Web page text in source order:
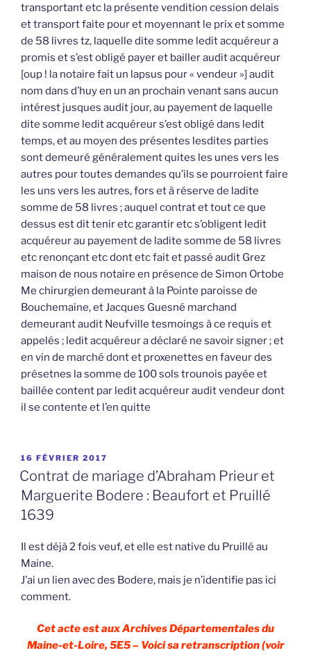
transportant etc la présente vendition cession delais
et transport faite pour et moyennant le prix et somme
de 58 livres tz, laquelle dite somme ledit acquéreur a
promis et s’est obligé payer et bailler audit acquéreur
[oup ! la notaire fait un lapsus pour « vendeur »] audit
nom dans d’huy en un an prochain venant sans aucun
intérest jusques audit jour, au payement de laquelle
dite somme ledit acquéreur s’est obligé dans ledit
temps, et au moyen des présentes lesdites parties
sont demeuré généralement quites les unes vers les
autres pour toutes demandes qu’ils se pourroient faire
les uns vers les autres, fors et à réserve de ladite
somme de 58 livres ; auquel contrat et tout ce que
dessus est dit tenir etc garantir etc s’obligent ledit
acquéreur au payement de ladite somme de 58 livres
etc renonçant etc dont etc fait et passé audit Grez
maison de nous notaire en présence de Simon Ortobe
Me chirurgien demeurant à la Pointe paroisse de
Bouchemaine, et Jacques Guesné marchand
demeurant audit Neufville tesmoings à ce requis et
appelés ; ledit acquéreur a déclaré ne savoir signer ; et
en vin de marché dont et proxenettes en faveur des
présetnes la somme de 100 sols trounois payée et
baillée content par ledit acquéreur audit vendeur dont
il se contente et l’en quitte
PUBLIÉ
LE
16 FÉVRIER 2017
Contrat de mariage d’Abraham Prieur et
Marguerite Bodere : Beaufort et Pruillé
1639
Il est déjà 2 fois veuf, et elle est native du Pruillé au
Maine.
J’ai un lien avec des Bodere, mais je n’identifie pas ici
comment.
Cet acte est aux Archives Départementales du
Maine-et-Loire, 5E5 – Voici sa retranscription (voir